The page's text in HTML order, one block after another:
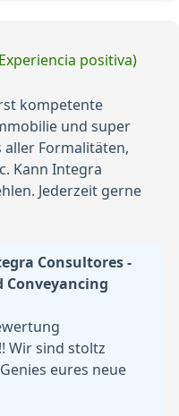
positiva)
kompetente
und super
Formalitäten,
Kann Integra
Jederzeit gerne
Consultores -
Conveyancing
Wir sind stoltz
eures neue